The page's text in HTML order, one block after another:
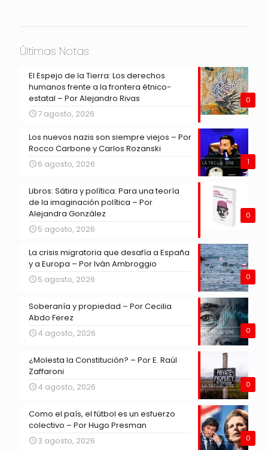
Últimas Notas
0
El Espejo de la Tierra: Los derechos
humanos frente a la frontera étnico-
estatal – Por Alejandro Rivas
7 agosto, 2026
1
Los nuevos nazis son siempre viejos – Por
Rocco Carbone y Carlos Rozanski
6 agosto, 2026
0
Libros: Sátira y política: Para una teoría
de la imaginación política – Por
Alejandra González
5 agosto, 2026
0
La crisis migratoria que desafía a España
y a Europa – Por Iván Ambroggio
5 agosto, 2026
0
Soberanía y propiedad – Por Cecilia
Abdo Ferez
4 agosto, 2026
0
¿Molesta la Constitución? – Por E. Raúl
Zaffaroni
4 agosto, 2026
0
Como el país, el fútbol es un esfuerzo
colectivo – Por Hugo Presman
3 agosto, 2026